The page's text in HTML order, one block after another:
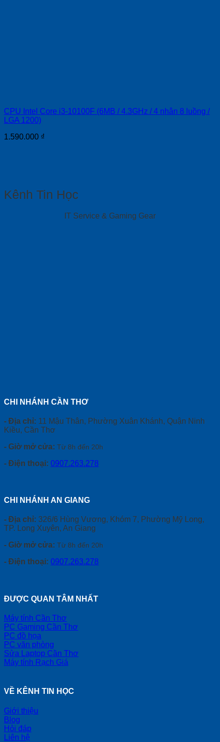
CPU Intel Core i3-10100F (6MB / 4.3GHz / 4 nhân 8 luồng /
LGA 1200)
1.590.000 ₫
Kênh Tin Học
IT Service & Gaming Gear
CHI NHÁNH CẦN THƠ
- Địa chỉ: 11 Mậu Thân, Phường Xuân Khánh, Quận Ninh
Kiều, Cần Thơ
- Giờ mở cửa: Từ 8h đến 20h
- Điện thoại: 0907.263.278
CHI NHÁNH AN GIANG
- Địa chỉ: 326/6 Hùng Vương, Khóm 7, Phường Mỹ Long,
TP. Long Xuyên, An Giang
- Giờ mở cửa: Từ 8h đến 20h
- Điện thoại: 0907.263.278
ĐƯỢC QUAN TÂM NHẤT
Máy tính Cần Thơ
PC Gaming Cần Thơ
PC đồ họa
PC văn phòng
Sửa Laptop Cần Thơ
Máy tính Rạch Giá
VỀ KÊNH TIN HỌC
Giới thiệu
Blog
Hỏi đáp
Liên hệ